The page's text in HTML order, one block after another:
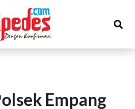
Empang